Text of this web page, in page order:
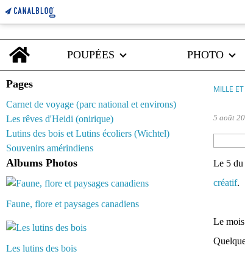
Home
POUPÉES
PHOTO
Pages
Carnet de voyage (parc national et environs)
Les rêves d'Heidi (onirique)
Lutins des bois et Lutins écoliers (Wichtel)
Souvenirs amérindiens
Albums Photos
Faune, flore et paysages canadiens
Les lutins des bois
MILLE
5 août
Le 5 du
créatif.
Le